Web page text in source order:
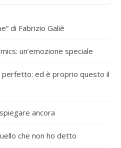
di Fabrizio Galiè
un’emozione speciale
perfetto: ed è proprio questo il
ancora
che non ho detto